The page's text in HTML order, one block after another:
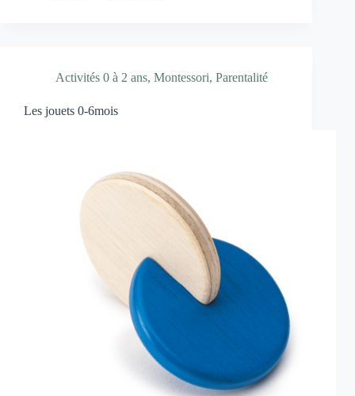
Activités 0 à 2 ans, Montessori, Parentalité
Les jouets 0-6mois